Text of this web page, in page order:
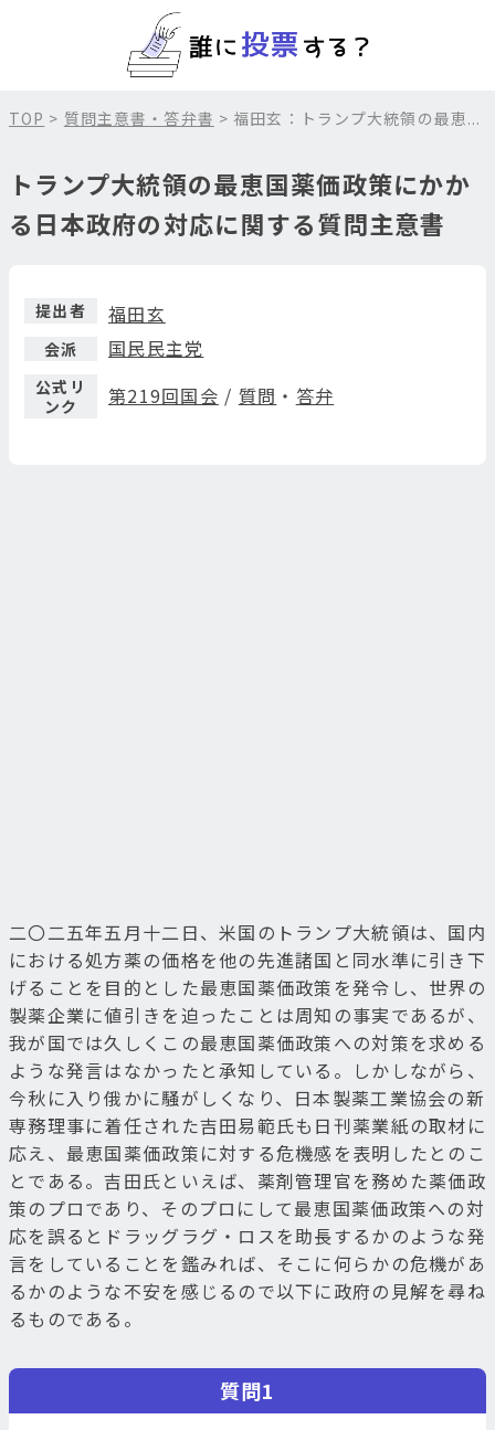
TOP > 質問主意書・答弁書 > 福田玄：トランプ大統領の最恵...
トランプ大統領の最恵国薬価政策にかか
る日本政府の対応に関する質問主意書
提出者 福田玄
会派 国民民主党
公式リ
ンク
第219回国会 / 質問 ・ 答弁
二〇二五年五月十二日、米国のトランプ大統領は、国内
における処方薬の価格を他の先進諸国と同水準に引き下
げることを目的とした最恵国薬価政策を発令し、世界の
製薬企業に値引きを迫ったことは周知の事実であるが、
我が国では久しくこの最恵国薬価政策への対策を求める
ような発言はなかったと承知している。しかしながら、
今秋に入り俄かに騒がしくなり、日本製薬工業協会の新
専務理事に着任された吉田易範氏も日刊薬業紙の取材に
応え、最恵国薬価政策に対する危機感を表明したとのこ
とである。吉田氏といえば、薬剤管理官を務めた薬価政
策のプロであり、そのプロにして最恵国薬価政策への対
応を誤るとドラッグラグ・ロスを助長するかのような発
言をしていることを鑑みれば、そこに何らかの危機があ
るかのような不安を感じるので以下に政府の見解を尋ね
るものである。
質問1